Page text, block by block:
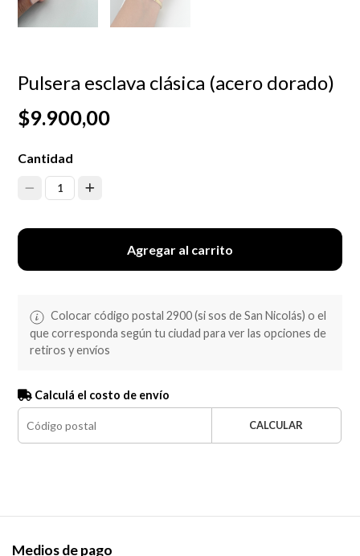
Pulsera esclava clásica (acero dorado)
$9.900,00
Cantidad
1
Agregar al carrito
Colocar código postal 2900 (si sos de San Nicolás) o el
que corresponda según tu ciudad para ver las opciones de
retiros y envíos
Calculá el costo de envío
CALCULAR
Medios de pago